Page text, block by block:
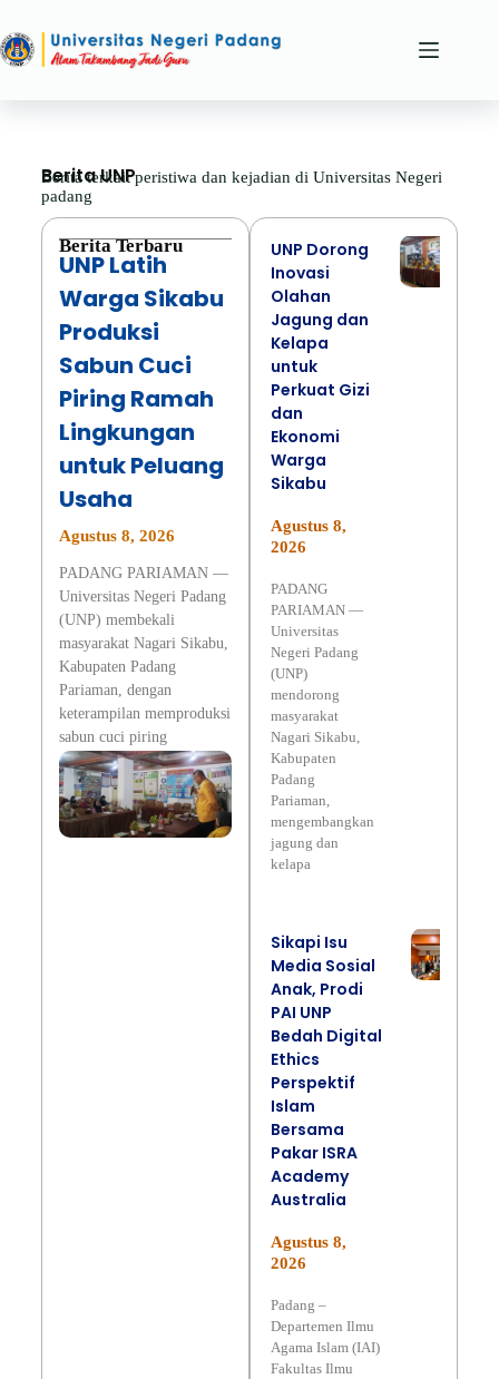
Berita UNP
Berita terkait peristiwa dan kejadian di Universitas Negeri
padang
Berita Terbaru
UNP Latih
Warga Sikabu
Produksi
Sabun Cuci
Piring Ramah
Lingkungan
untuk Peluang
Usaha
Agustus 8, 2026
PADANG PARIAMAN —
Universitas Negeri Padang
(UNP) membekali
masyarakat Nagari Sikabu,
Kabupaten Padang
Pariaman, dengan
keterampilan memproduksi
sabun cuci piring
UNP Dorong
Inovasi
Olahan
Jagung dan
Kelapa
untuk
Perkuat Gizi
dan
Ekonomi
Warga
Sikabu
Agustus 8,
2026
PADANG
PARIAMAN —
Universitas
Negeri Padang
(UNP)
mendorong
masyarakat
Nagari Sikabu,
Kabupaten
Padang
Pariaman,
mengembangkan
jagung dan
kelapa
Sikapi Isu
Media Sosial
Anak, Prodi
PAI UNP
Bedah Digital
Ethics
Perspektif
Islam
Bersama
Pakar ISRA
Academy
Australia
Agustus 8,
2026
Padang –
Departemen Ilmu
Agama Islam (IAI)
Fakultas Ilmu